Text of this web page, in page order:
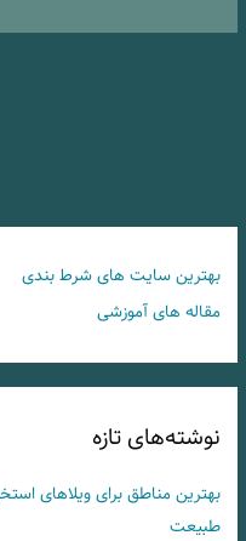
بهترین سایت های شرط بندی
مقاله های آموزشی
نوشته‌های تازه
بهترین مناطق برای ویلاهای
طبیعت